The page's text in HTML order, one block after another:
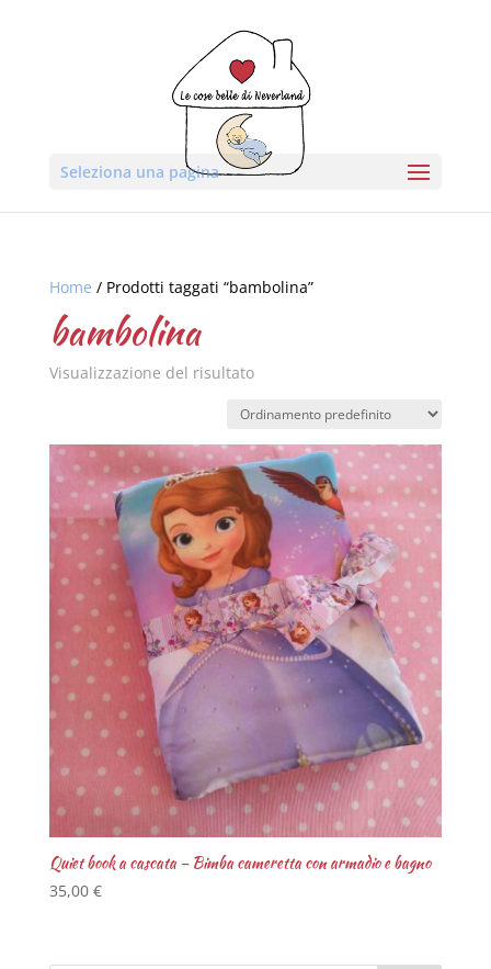
Seleziona una pagina
Home / Prodotti taggati “bambolina”
bambolina
Visualizzazione del risultato
Quiet book a cascata – Bimba cameretta con armadio e bagno
35,00 €